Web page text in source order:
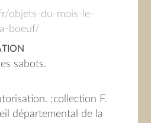
objets-du-mois-le-
boeuf/
sabots.
;collection F.
départemental de la